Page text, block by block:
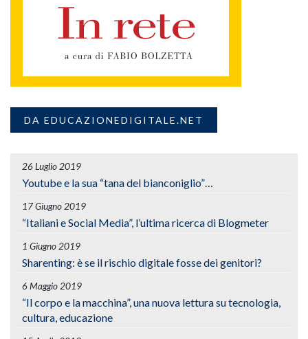
DA EDUCAZIONEDIGITALE.NET
26 Luglio 2019
Youtube e la sua “tana del bianconiglio”…
17 Giugno 2019
“Italiani e Social Media”, l’ultima ricerca di Blogmeter
1 Giugno 2019
Sharenting: è se il rischio digitale fosse dei genitori?
6 Maggio 2019
“Il corpo e la macchina”, una nuova lettura su tecnologia,
cultura, educazione